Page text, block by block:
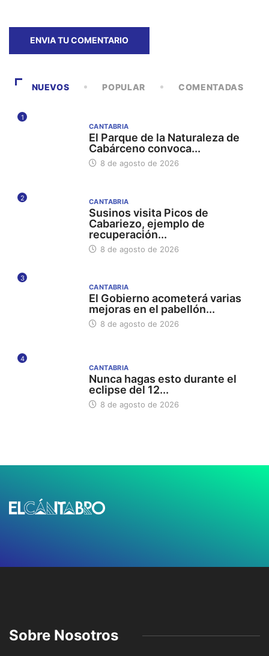
NUEVOS POPULAR COMENTADAS
1
CANTABRIA
El Parque de la Naturaleza de
Cabárceno convoca...
8 de agosto de 2026
2 CANTABRIA
Susinos visita Picos de
Cabariezo, ejemplo de
recuperación...
8 de agosto de 2026
3
CANTABRIA
El Gobierno acometerá varias
mejoras en el pabellón...
8 de agosto de 2026
4
CANTABRIA
Nunca hagas esto durante el
eclipse del 12...
8 de agosto de 2026
Sobre Nosotros